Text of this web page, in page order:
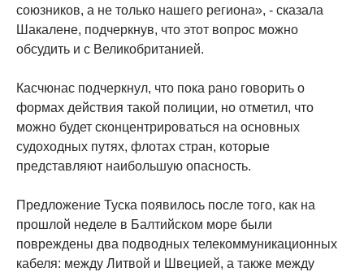
союзников, а не только нашего региона», - сказала
Шакалене, подчеркнув, что этот вопрос можно
обсудить и с Великобританией.
Касчюнас подчеркнул, что пока рано говорить о
формах действия такой полиции, но отметил, что
можно будет сконцентрироваться на основных
судоходных путях, флотах стран, которые
представляют наибольшую опасность.
Предложение Туска появилось после того, как на
прошлой неделе в Балтийском море были
повреждены два подводных телекоммуникационных
кабеля: между Литвой и Швецией, а также между